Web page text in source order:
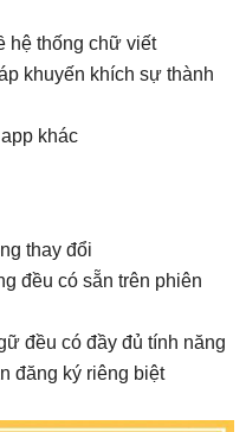
hệ thống chữ viết
khuyến khích sự thành
khác
thay đổi
đều có sẵn trên phiên
đều có đầy đủ tính năng
đăng ký riêng biệt